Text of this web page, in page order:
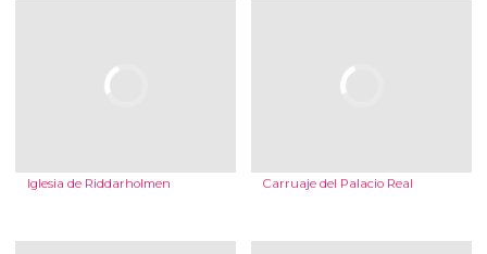
Iglesia de Riddarholmen Carruaje del Palacio Real